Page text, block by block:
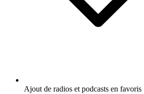
Ajout de radios et podcasts en favoris